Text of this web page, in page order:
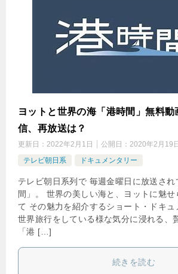
ヨットと世界の海「港時間」無料動
信、再放送は？
更新日： 2022年2月1日 公開日： 2020年2月19日
テレビ朝日系
ドキュメンタリー
テレビ朝日系列で 毎週金曜日に放送さ
間」。 世界の美しい海と、ヨットに魅せ
て その魅力を紹介するショート・ドキュ
世界旅行をしている様な気分に浸れる、
「港 […]
続きを読む